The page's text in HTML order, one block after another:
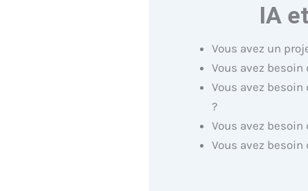
IA
Vous avez un
Vous avez besoin
Vous avez
?
Vous avez besoin
Vous avez